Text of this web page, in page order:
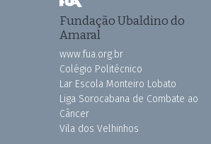
Fundação Ubaldino do
Amaral
www.fua.org.br
Colégio Politécnico
Lar Escola Monteiro Lobato
Liga Sorocabana de Combate ao
Câncer
Vila dos Velhinhos